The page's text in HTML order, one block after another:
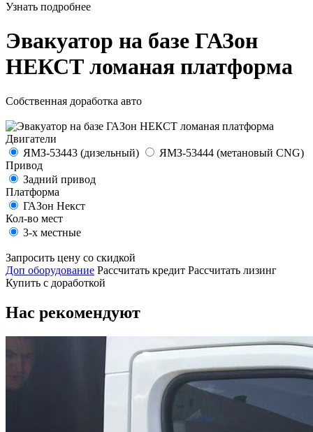
Узнать подробнее
Эвакуатор на базе ГАЗон
НЕКСТ ломаная платформа
Собственная доработка авто
Двигатели
ЯМЗ-53443 (дизельный)
ЯМЗ-53444 (метановый CNG)
Привод
Задний привод
Платформа
ГАЗон Некст
Кол-во мест
3-х местные
Запросить цену со скидкой
Доп оборудование Рассчитать кредит Рассчитать лизинг
Купить с доработкой
Нас рекомендуют